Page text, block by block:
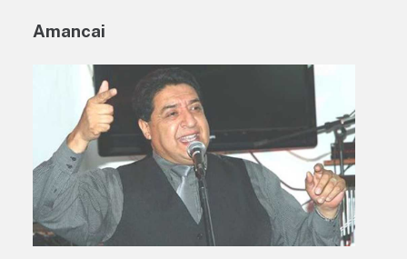
Amancai